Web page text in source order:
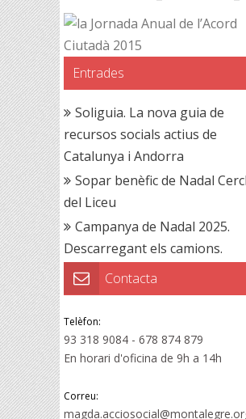
Entrades
Soliguia. La nova guia de
recursos socials actius de
Catalunya i Andorra
Sopar benèfic de Nadal
del Liceu
Campanya de Nadal 2025.
Descarregant els camions.
Contacta
Telèfon:
93 318 9084 - 678 874 879
En horari d'oficina de 9h a 14h
Correu: